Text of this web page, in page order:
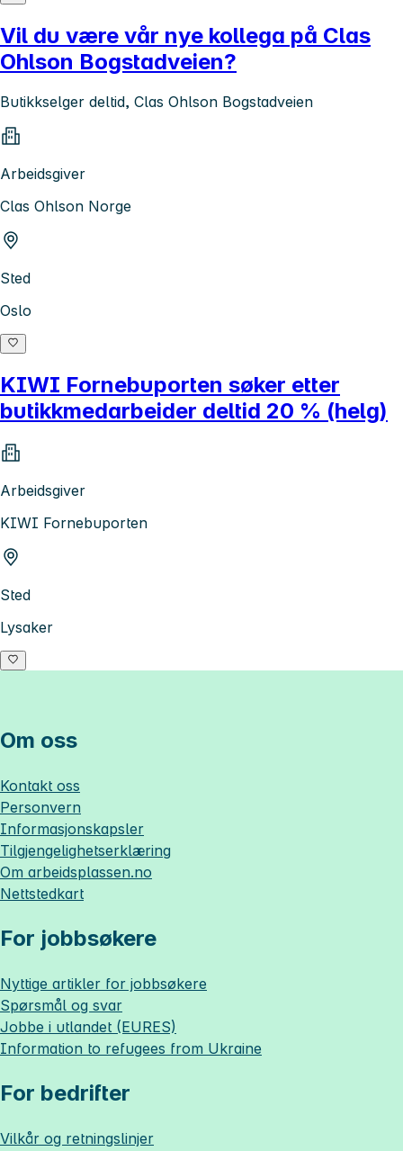
Vil du være vår nye kollega på Clas
Ohlson Bogstadveien?
Butikkselger deltid, Clas Ohlson Bogstadveien
Arbeidsgiver
Clas Ohlson Norge
Sted
Oslo
KIWI Fornebuporten søker etter
butikkmedarbeider deltid 20 % (helg)
Arbeidsgiver
KIWI Fornebuporten
Sted
Lysaker
Om oss
Kontakt oss
Personvern
Informasjonskapsler
Tilgjengelighetserklæring
Om arbeidsplassen.no
Nettstedkart
For jobbsøkere
Nyttige artikler for jobbsøkere
Spørsmål og svar
Jobbe i utlandet (EURES)
Information to refugees from Ukraine
For bedrifter
Vilkår og retningslinjer